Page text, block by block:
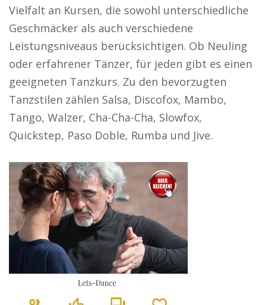
Vielfalt an Kursen, die sowohl unterschiedliche
Geschmäcker als auch verschiedene
Leistungsniveaus berücksichtigen. Ob Neuling
oder erfahrener Tänzer, für jeden gibt es einen
geeigneten Tanzkurs. Zu den bevorzugten
Tanzstilen zählen Salsa, Discofox, Mambo,
Tango, Walzer, Cha-Cha-Cha, Slowfox,
Quickstep, Paso Doble, Rumba und Jive.